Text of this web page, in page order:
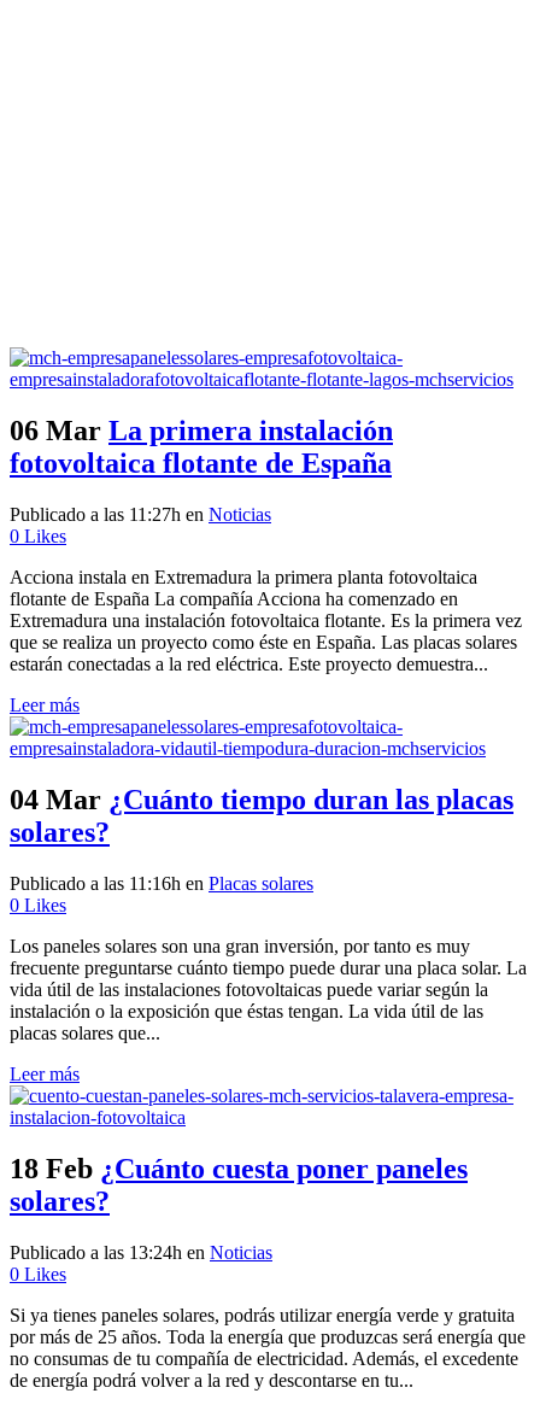
06 Mar La primera instalación
fotovoltaica flotante de España
Publicado a las 11:27h en Noticias
0 Likes
Acciona instala en Extremadura la primera planta fotovoltaica
flotante de España La compañía Acciona ha comenzado en
Extremadura una instalación fotovoltaica flotante. Es la primera vez
que se realiza un proyecto como éste en España. Las placas solares
estarán conectadas a la red eléctrica. Este proyecto demuestra...
Leer más
04 Mar ¿Cuánto tiempo duran las placas
solares?
Publicado a las 11:16h en Placas solares
0 Likes
Los paneles solares son una gran inversión, por tanto es muy
frecuente preguntarse cuánto tiempo puede durar una placa solar. La
vida útil de las instalaciones fotovoltaicas puede variar según la
instalación o la exposición que éstas tengan. La vida útil de las
placas solares que...
Leer más
18 Feb ¿Cuánto cuesta poner paneles
solares?
Publicado a las 13:24h en Noticias
0 Likes
Si ya tienes paneles solares, podrás utilizar energía verde y gratuita
por más de 25 años. Toda la energía que produzcas será energía que
no consumas de tu compañía de electricidad. Además, el excedente
de energía podrá volver a la red y descontarse en tu...